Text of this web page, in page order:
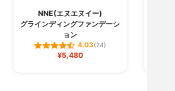
NNE(エヌエヌイー)
グラインディングファンデーシ
ョン
4.03(24)
¥5,480